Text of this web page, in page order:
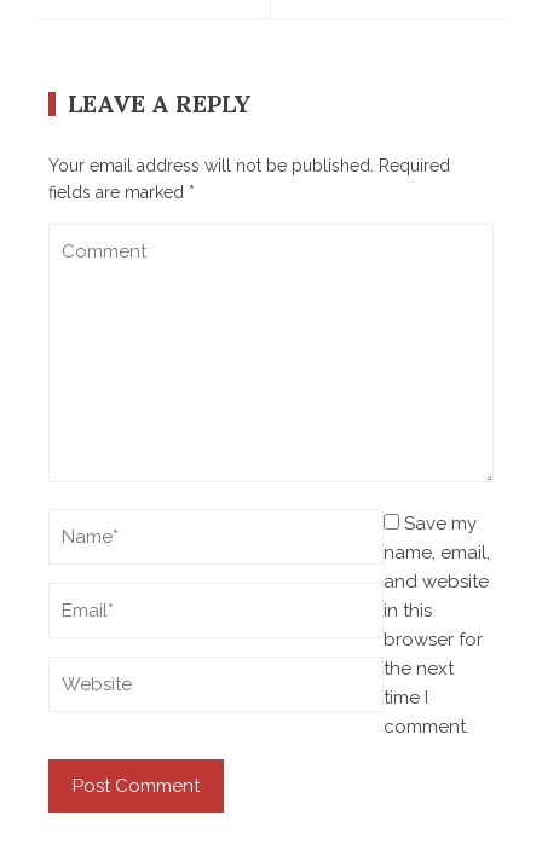
LEAVE A REPLY
Your email address will not be published.
Required
fields are marked *
Save my
name, email,
and website
in this
browser for
the next
time I
comment.